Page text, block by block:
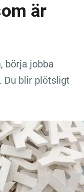
är
börja jobba
Du blir plötsligt